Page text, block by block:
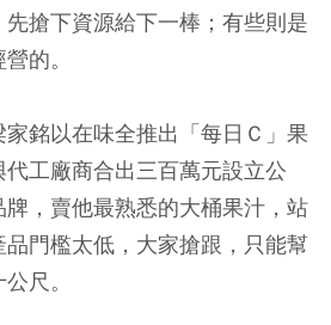
搶下資源給下一棒；有些則是
的。
銘以在味全推出「每日Ｃ」果
工廠商合出三百萬元設立公
，賣他最熟悉的大桶果汁，站
門檻太低，大家搶跟，只能幫
尺。